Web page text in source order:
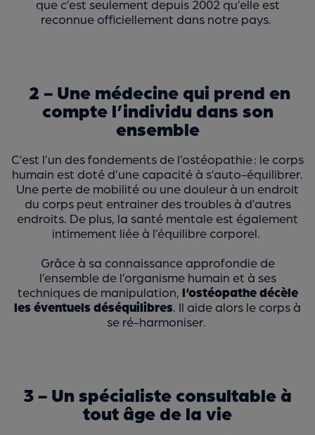
que c’est seulement depuis 2002 qu’elle est
reconnue officiellement dans notre pays.
2 - Une médecine qui prend en
compte l’individu dans son
ensemble
C’est l’un des fondements de l’ostéopathie : le corps
humain est doté d’une capacité à s’auto-équilibrer.
Une perte de mobilité ou une douleur à un endroit
du corps peut entrainer des troubles à d’autres
endroits. De plus, la santé mentale est également
intimement liée à l’équilibre corporel.
Grâce à sa connaissance approfondie de
l’ensemble de l’organisme humain et à ses
techniques de manipulation, l’ostéopathe décèle
les éventuels déséquilibres . Il aide alors le corps à
se ré-harmoniser.
3 - Un spécialiste consultable à
tout âge de la vie